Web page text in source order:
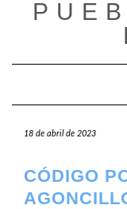
18 de abril de 2023
CÓDIGO